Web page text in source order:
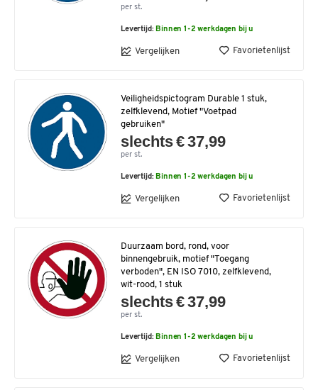
per st.
Levertijd:Binnen 1-2 werkdagen bij u
Vergelijken Favorietenlijst
Veiligheidspictogram Durable 1 stuk,
zelfklevend, Motief "Voetpad
gebruiken"
slechts € 37,99
per st.
Levertijd:Binnen 1-2 werkdagen bij u
Vergelijken Favorietenlijst
Duurzaam bord, rond, voor
binnengebruik, motief "Toegang
verboden", EN ISO 7010, zelfklevend,
wit-rood, 1 stuk
slechts € 37,99
per st.
Levertijd:Binnen 1-2 werkdagen bij u
Vergelijken Favorietenlijst